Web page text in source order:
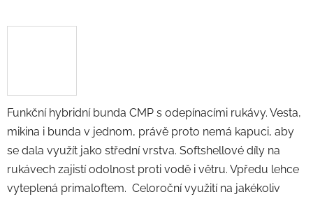
Funkční hybridní bunda CMP s odepínacími rukávy. Vesta,
mikina i bunda v jednom, právě proto nemá kapuci, aby
se dala využít jako střední vrstva. Softshellové díly na
rukávech zajistí odolnost proti vodě i větru. Vpředu lehce
vyteplená primaloftem. Celoroční využití na jakékoliv